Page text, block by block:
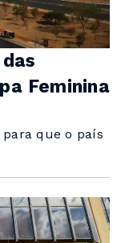
Feminina
que o país